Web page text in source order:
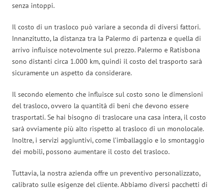
senza intoppi.
Il costo di un trasloco può variare a seconda di diversi fattori.
Innanzitutto, la distanza tra la Palermo di partenza e quella di
arrivo influisce notevolmente sul prezzo. Palermo e Ratisbona
sono distanti circa 1.000 km, quindi il costo del trasporto sarà
sicuramente un aspetto da considerare.
Il secondo elemento che influisce sul costo sono le dimensioni
del trasloco, ovvero la quantità di beni che devono essere
trasportati. Se hai bisogno di traslocare una casa intera, il costo
sarà ovviamente più alto rispetto al trasloco di un monolocale.
Inoltre, i servizi aggiuntivi, come l’imballaggio e lo smontaggio
dei mobili, possono aumentare il costo del trasloco.
Tuttavia, la nostra azienda offre un preventivo personalizzato,
calibrato sulle esigenze del cliente. Abbiamo diversi pacchetti di